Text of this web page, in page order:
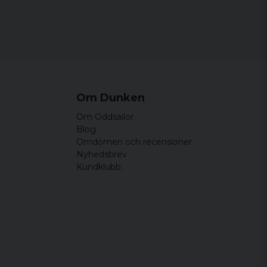
Om Dunken
Om Oddsailor
Blog
Omdömen och recensioner
Nyhedsbrev
Kundklubb.